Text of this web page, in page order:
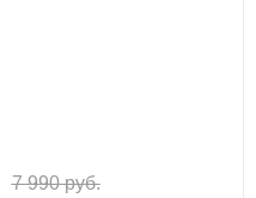
7 990руб.